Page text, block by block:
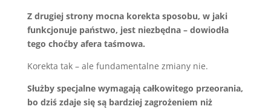
Z drugiej strony mocna korekta sposobu, w jaki
funkcjonuje państwo, jest niezbędna – dowiodła
tego choćby afera taśmowa.
Korekta tak – ale fundamentalne zmiany nie.
Służby specjalne wymagają całkowitego przeorania,
bo dziś zdaje się są bardziej zagrożeniem niż